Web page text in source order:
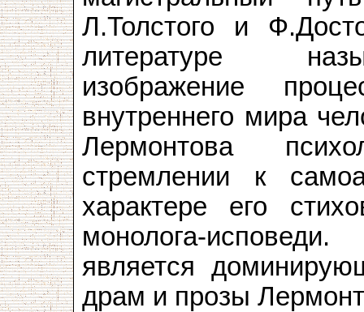
Л.Толстого и
литературе
изображение
внутреннего мира
Лермонтова
стремлении к
характере его
монолога-
является
драм и прозы